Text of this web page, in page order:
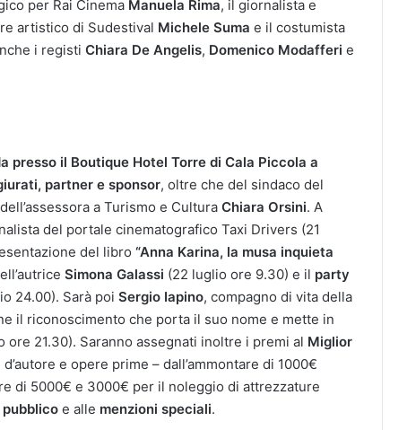
per Rai Cinema Manuela Rima, il giornalista e
artistico di Sudestival Michele Suma e il costumista
i registi Chiara De Angelis, Domenico Modafferi e
presso il Boutique Hotel Torre di Cala Piccola a
partner e sponsor, oltre che del sindaco del
a Turismo e Cultura Chiara Orsini. A
del portale cinematografico Taxi Drivers (21
del libro “Anna Karina, la musa inquieta
Simona Galassi (22 luglio ore 9.30) e il party
24.00). Sarà poi Sergio Iapino, compagno di vita della
il riconoscimento che porta il suo nome e mette in
21.30). Saranno assegnati inoltre i premi al Miglior
e opere prime – dall’ammontare di 1000€
di 5000€ e 3000€ per il noleggio di attrezzature
e alle menzioni speciali.